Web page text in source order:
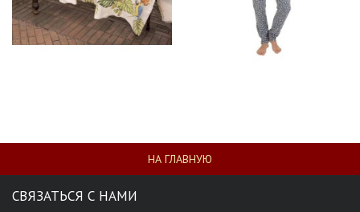
НА ГЛАВНУЮ
СВЯЗАТЬСЯ С НАМИ